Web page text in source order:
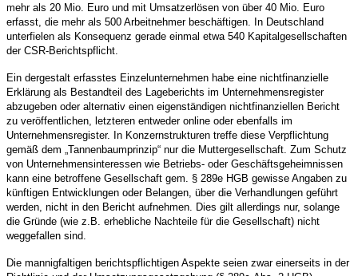
mehr als 20 Mio. Euro und mit Umsatzerlösen von über 40 Mio. Euro
erfasst, die mehr als 500 Arbeitnehmer beschäftigen. In Deutschland
unterfielen als Konsequenz gerade einmal etwa 540 Kapitalgesellschaften
der CSR-Berichtspflicht.
Ein dergestalt erfasstes Einzelunternehmen habe eine nichtfinanzielle
Erklärung als Bestandteil des Lageberichts im Unternehmensregister
abzugeben oder alternativ einen eigenständigen nichtfinanziellen Bericht
zu veröffentlichen, letzteren entweder online oder ebenfalls im
Unternehmensregister. In Konzernstrukturen treffe diese Verpflichtung
gemäß dem „Tannenbaumprinzip“ nur die Muttergesellschaft. Zum Schutz
von Unternehmensinteressen wie Betriebs- oder Geschäftsgeheimnissen
kann eine betroffene Gesellschaft gem. § 289e HGB gewisse Angaben zu
künftigen Entwicklungen oder Belangen, über die Verhandlungen geführt
werden, nicht in den Bericht aufnehmen. Dies gilt allerdings nur, solange
die Gründe (wie z.B. erhebliche Nachteile für die Gesellschaft) nicht
weggefallen sind.
Die mannigfaltigen berichtspflichtigen Aspekte seien zwar einerseits in der